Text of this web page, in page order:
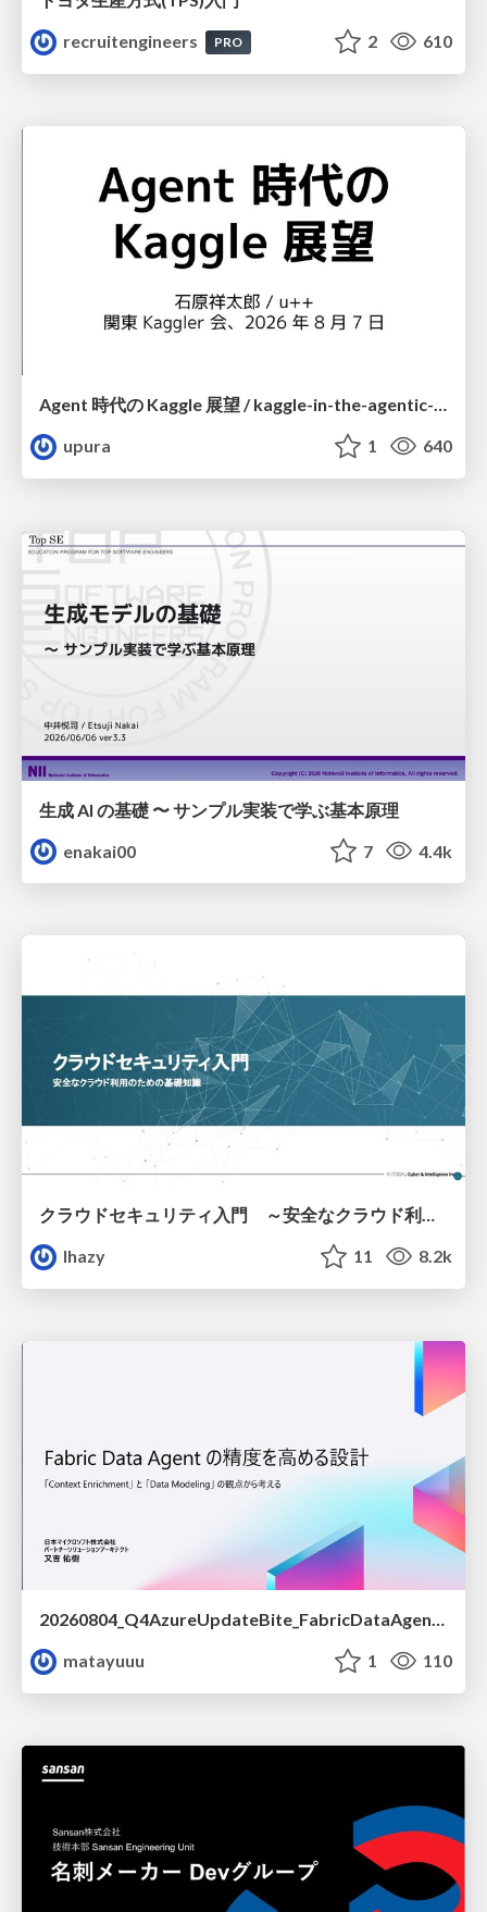
recruitengineers
PRO 2 610
Agent 時代の Kaggle 展望 / kaggle-in-the-agentic-era
upura
1 640
生成 AI の基礎 〜 サンプル実装で学ぶ基本原理
enakai00
7 4.4k
クラウドセキュリティ入門 ～安全なクラウド利用のための基礎知識～
lhazy
11 8.2k
20260804_Q4AzureUpdateBite_FabricDataAgentの精度を高める設計.pdf
matayuuu
1 110